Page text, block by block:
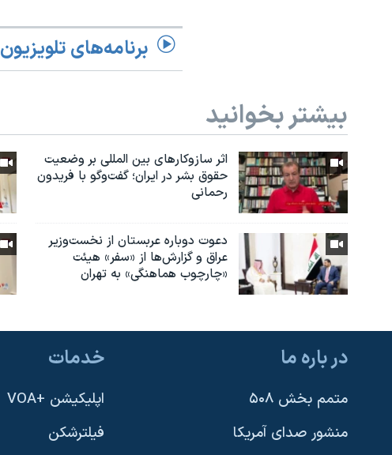
برنامه‌های تلویزیون
بیشتر بخوانید
اثر ساز‌و‌کارهای بین المللی بر وضعیت
حقوق بشر در ایران؛ گفت‌وگو با فریدون
رحمانی
دعوت دوباره عربستان از نخست‌وزیر
عراق و گزارش‌ها از «سفر» هیئت
«چارچوب هماهنگی» به تهران
در باره ما
متمم بخش ۵۰۸
منشور صدای آمریکا
خدمات
اپلیکیشن +VOA
فیلترشکن